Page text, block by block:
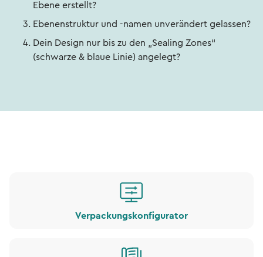
Ebene erstellt?
Ebenenstruktur und -namen unverändert gelassen?
Dein Design nur bis zu den „Sealing Zones“
(schwarze & blaue Linie) angelegt?
Verpackungskonfigurator